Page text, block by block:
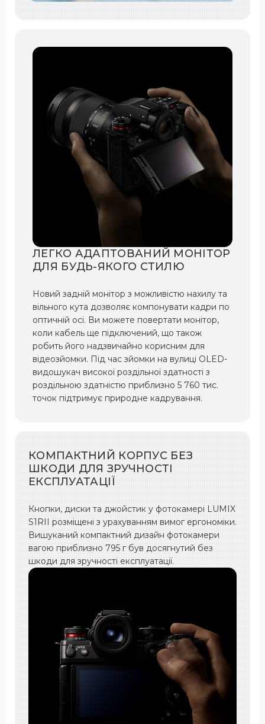
ЛЕГКО АДАПТОВАНИЙ МОНІТОР
ДЛЯ БУДЬ-ЯКОГО СТИЛЮ
Новий задній монітор з можливістю нахилу та
вільного кута дозволяє компонувати кадри по
оптичній осі. Ви можете повертати монітор,
коли кабель ще підключений, що також
робить його надзвичайно корисним для
відеозйомки. Під час зйомки на вулиці OLED-
видошукач високої роздільної здатності з
роздільною здатністю приблизно 5 760 тис.
точок підтримує природне кадрування.
КОМПАКТНИЙ КОРПУС БЕЗ
ШКОДИ ДЛЯ ЗРУЧНОСТІ
ЕКСПЛУАТАЦІЇ
Кнопки, диски та джойстик у фотокамері LUMIX
S1RII розміщені з урахуванням вимог ергономіки.
Вишуканий компактний дизайн фотокамери
вагою приблизно 795 г був досягнутий без
шкоди для зручності експлуатації.